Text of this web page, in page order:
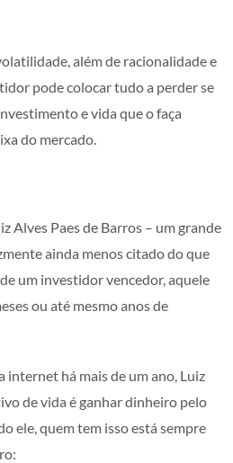
além de racionalidade e
pode colocar tudo a perder se
e vida que o faça
do mercado.
Alves Paes de Barros – um grande
ainda menos citado do que
um investidor vencedor, aquele
ou até mesmo anos de
internet há mais de um ano, Luiz
de vida é ganhar dinheiro pelo
ele, quem tem isso está sempre